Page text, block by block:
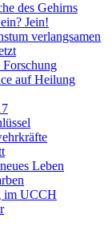
des Gehirns
Jein!
verlangsamen
Forschung
auf Heilung
Leben
im UCCH